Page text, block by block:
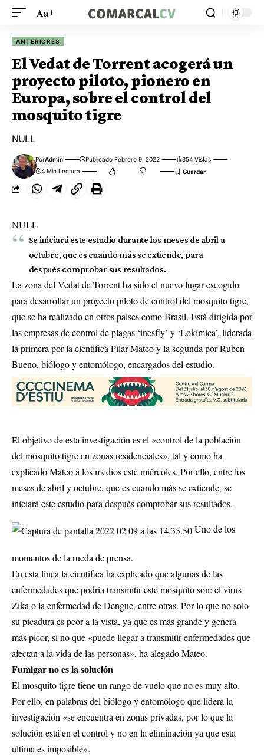
Aa
ANTERIORES
El Vedat de Torrent acogerá un
proyecto piloto, pionero en
Europa, sobre el control del
mosquito tigre
NULL
PorAdmin Publicado Febrero 9, 2022
354 Vistas
4 Min Lectura
NULL
Se iniciará este estudio durante los meses de abril a
octubre, que es cuando más se extiende, para
después comprobar sus resultados.
La zona del Vedat de Torrent ha sido el nuevo lugar escogido
para desarrollar un proyecto piloto de control del mosquito tigre,
que se ha realizado en otros países como Brasil. Está dirigida por
las empresas de control de plagas ‘inesfly’ y ‘Lokímica’, liderada
la primera por la científica Pilar Mateo y la segunda por Ruben
Bueno, biólogo y entomólogo, encargados del estudio.
El objetivo de esta investigación es el «control de la población
del mosquito tigre en zonas residenciales», tal y como ha
explicado Mateo a los medios este miércoles. Por ello, entre los
meses de abril y octubre, que es cuando más se extiende, se
iniciará este estudio para después comprobar sus resultados.
Uno de los
momentos de la rueda de prensa.
En esta línea la científica ha explicado que algunas de las
enfermedades que podría transmitir este mosquito son: el virus
Zika o la enfermedad de Dengue, entre otras. Por lo que no solo
su picadura es peor a la vista, ya que es más grande y genera
más picor, si no que «puede llegar a transmitir enfermedades que
afectan a la vida de las personas», ha alegado Mateo.
Fumigar no es la solución
El mosquito tigre tiene un rango de vuelo que no es muy alto.
Por ello, en palabras del biólogo y entomólogo que lidera la
investigación «se encuentra en zonas privadas, por lo que la
solución está en el control y no en la eliminación ya que esta
última es imposible».